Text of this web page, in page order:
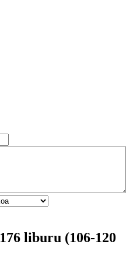
176 liburu (106-120